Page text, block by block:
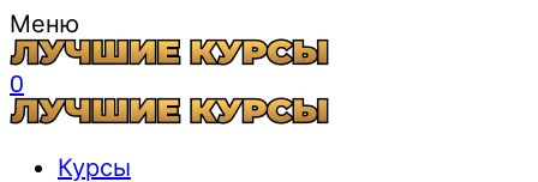
Меню
0
Курсы